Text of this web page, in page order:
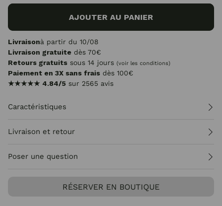
AJOUTER AU PANIER
Livraisonà partir du 10/08
Livraison gratuite dès 70€
Retours gratuits sous 14 jours (voir les conditions)
Paiement en 3X sans frais dès 100€
★★★★★ 4.84/5 sur 2565 avis
Caractéristiques
Livraison et retour
Poser une question
RÉSERVER EN BOUTIQUE